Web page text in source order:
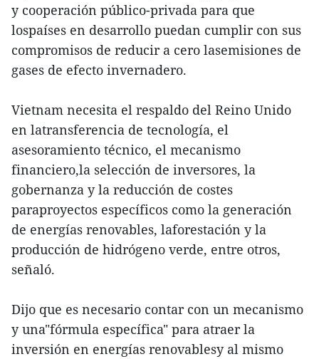
y cooperación público-privada para que
lospaíses en desarrollo puedan cumplir con sus
compromisos de reducir a cero lasemisiones de
gases de efecto invernadero.
Vietnam necesita el respaldo del Reino Unido
en latransferencia de tecnología, el
asesoramiento técnico, el mecanismo
financiero,la selección de inversores, la
gobernanza y la reducción de costes
paraproyectos específicos como la generación
de energías renovables, laforestación y la
producción de hidrógeno verde, entre otros,
señaló.
Dijo que es necesario contar con un mecanismo
y una"fórmula específica" para atraer la
inversión en energías renovablesy al mismo